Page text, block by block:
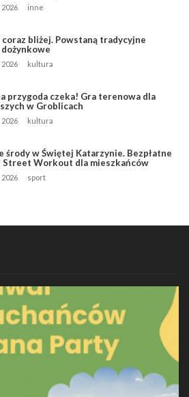
inne
coraz bliżej. Powstaną tradycyjne
kultura
przygoda czeka! Gra terenowa dla
w Groblicach
kultura
środy w Świętej Katarzynie. Bezpłatne
Workout dla mieszkańców
sport